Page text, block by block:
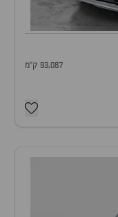
93,087 ק"מ